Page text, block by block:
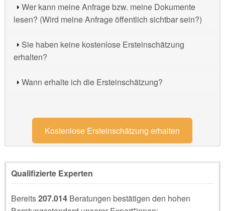
Wer kann meine Anfrage bzw. meine Dokumente
lesen? (Wird meine Anfrage öffentlich sichtbar sein?)
Sie haben keine kostenlose Ersteinschätzung
erhalten?
Wann erhalte ich die Ersteinschätzung?
Kostenlose Ersteinschätzung erhalten
Qualifizierte Experten
Bereits207.014Beratungen bestätigen den hohen